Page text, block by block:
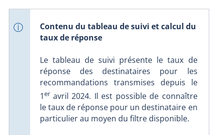
Contenu du tableau de suivi et calcul du
taux de réponse
Le tableau de suivi présente le taux de
réponse des destinataires pour les
recommandations transmises depuis le
1eravril 2024. Il est possible de connaître
le taux de réponse pour un destinataire en
particulier au moyen du filtre disponible.